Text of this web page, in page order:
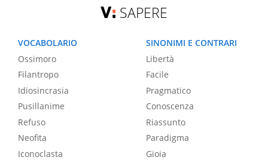
SAPERE
VOCABOLARIO
Ossimoro
Filantropo
Idiosincrasia
Pusillanime
Refuso
Neofita
Iconoclasta
SINONIMI E CONTRARI
Libertà
Facile
Pragmatico
Conoscenza
Riassunto
Paradigma
Gioia